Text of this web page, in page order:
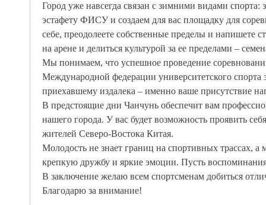
Город уже навсегда связан с зимними видами
эстафету ФИСУ и создаем для вас площадку для
себе, преодолеете собственные пределы и напишете
на арене и делиться культурой за ее пределами –
Мы понимаем, что успешное проведение
Международной федерации университетского
приехавшему издалека – именно ваше присутствие
В предстоящие дни Чанчунь обеспечит вам
нашего города. У вас будет возможность проявить
жителей Северо-Востока Китая.
Молодость не знает границ на спортивных трассах,
крепкую дружбу и яркие эмоции. Пусть
В заключение желаю всем спортсменам добиться
Благодарю за внимание!